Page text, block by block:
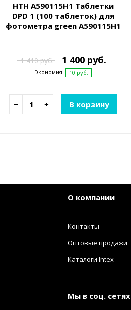
HTH A590115H1 Таблетки
DPD 1 (100 таблеток) для
фотометра green A590115H1
1 410 руб. 1 400 руб.
Экономия: 10 руб.
− + В корзину
О компании
Контакты
Оптовые продажи
Каталоги Intex
Мы в соц. сетях